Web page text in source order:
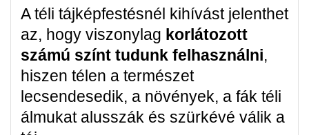
A téli tájképfestésnél kihívást jelenthet
az, hogy viszonylag korlátozott
számú színt tudunk felhasználni,
hiszen télen a természet
lecsendesedik, a növények, a fák téli
álmukat alusszák és szürkévé válik a